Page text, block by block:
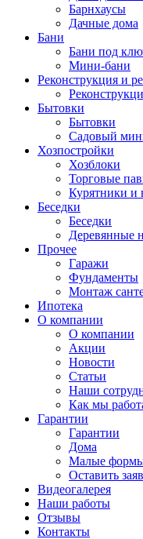
Барнхаусы
Дачные дома
Бани
Бани под
Мини-бани
Реконструкция и
Бытовки
Бытовки
Садовый
Хозпостройки
Хозблоки
Торговые
Курятники и
Беседки
Беседки
Деревянные
Прочее
Гаражи
Фундаменты
Монтаж
Ипотека
О компании
О компании
Акции
Новости
Статьи
Наши
Как мы
Гарантии
Гарантии
Дома
Малые
Оставить
Видеогалерея
Наши работы
Отзывы
Контакты